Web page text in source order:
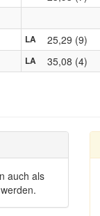
LA 25,29 (9)
LA 35,08 (4)
auch als